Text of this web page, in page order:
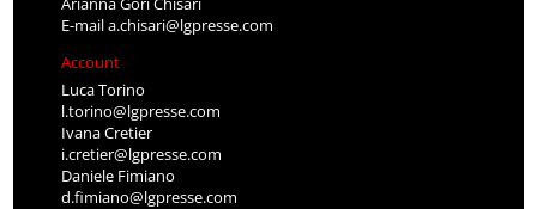
E-maila.chisari@lgpresse.com
Account
Luca Torino
l.torino@lgpresse.com
Ivana Cretier
i.cretier@lgpresse.com
Daniele Fimiano
d.fimiano@lgpresse.com